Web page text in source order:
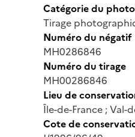
Catégorie du
Tirage
Numéro du négatif
MH0286846
Numéro du tirage
MH00286846
Lieu de
Île-de-France ;
Cote de